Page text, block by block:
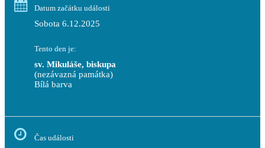
Datum začátku události
Sobota 6.12.2025
Tento den je:
sv. Mikuláše, biskupa
(nezávazná památka)
Bílá barva
Čas události